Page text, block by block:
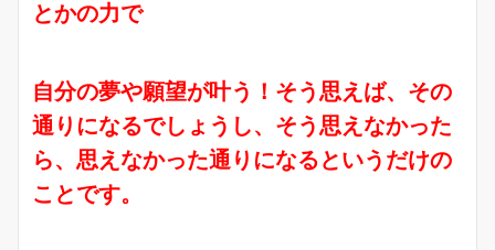
とかの力で
自分の夢や願望が叶う！そう思えば、その
通りになるでしょうし、 そう思えなかった
ら、思えなかった通りになるというだけの
ことです。